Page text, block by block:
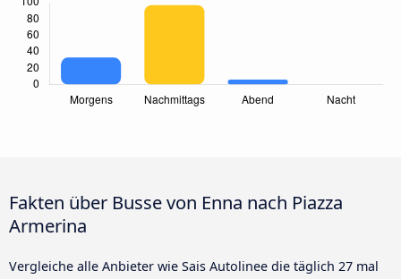
Fakten über Busse von Enna nach Piazza
Armerina
Vergleiche alle Anbieter wie Sais Autolinee die täglich 27 mal